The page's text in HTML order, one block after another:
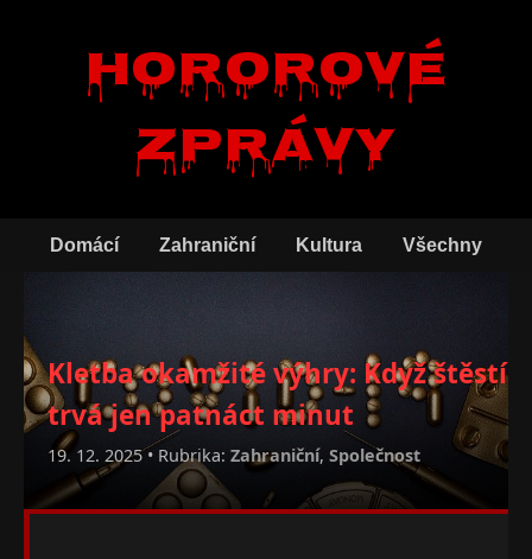
Hororové
zprávy
Domácí Zahraniční Kultura Všechny
Kletba okamžité výhry: Když štěstí
trvá jen patnáct minut
19. 12. 2025 • Rubrika: Zahraniční, Společnost